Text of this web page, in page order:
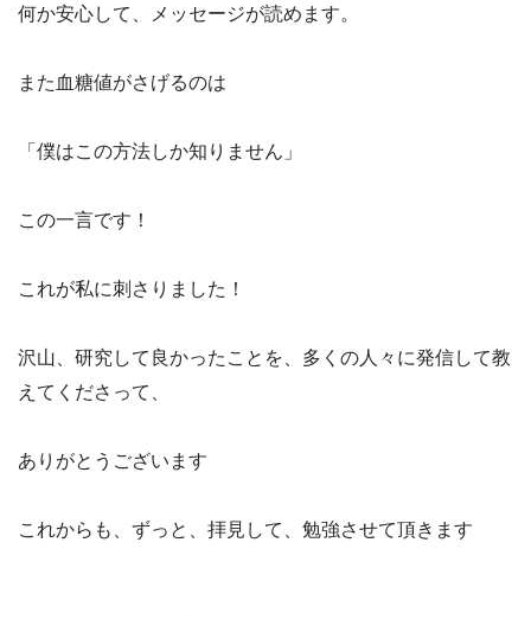
何か安心して、メッセージが読めます。
また血糖値がさげるのは
「僕はこの方法しか知りません」
この一言です！
これが私に刺さりました！
沢山、研究して良かったことを、多くの人々に発信して教
えてくださって、
ありがとうございます
これからも、ずっと、拝見して、勉強させて頂きます